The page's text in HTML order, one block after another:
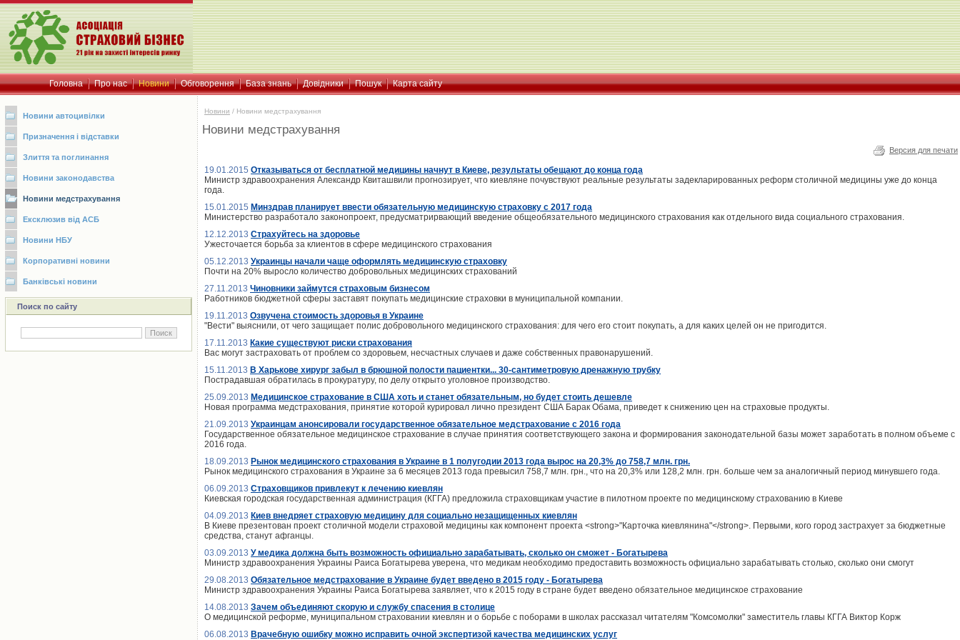
Головна Про нас Новини Обговорення База знань Довідники Пошук Карта сайту
Новини автоцивілки
Призначення і відставки
Злиття та поглинання
Новини законодавства
Новини медстрахування
Ексклюзив від АСБ
Новини НБУ
Корпоративні новини
Банківські новини
Поиск по сайту
Новини / Новини медстрахування
Новини медстрахування
Версия для печати
19.01.2015 Отказываться от бесплатной медицины начнут в Киеве, результаты обещают до конца года
Министр здравоохранения Александр Квиташвили прогнозирует, что киевляне почувствуют реальные результаты задекларированных реформ столичной медицины уже до конца
года.
15.01.2015 Минздрав планирует ввести обязательную медицинскую страховку с 2017 года
Министерство разработало законопроект, предусматрирвающий введение общеобязательного медицинского страхования как отдельного вида социального страхования.
12.12.2013 Страхуйтесь на здоровье
Ужесточается борьба за клиентов в сфере медицинского страхования
05.12.2013 Украинцы начали чаще оформлять медицинскую страховку
Почти на 20% выросло количество добровольных медицинских страхований
27.11.2013 Чиновники займутся страховым бизнесом
Работников бюджетной сферы заставят покупать медицинские страховки в муниципальной компании.
19.11.2013 Озвучена стоимость здоровья в Украине
"Вести" выяснили, от чего защищает полис добровольного медицинского страхования: для чего его стоит покупать, а для каких целей он не пригодится.
17.11.2013 Какие существуют риски страхования
Вас могут застраховать от проблем со здоровьем, несчастных случаев и даже собственных правонарушений.
15.11.2013 В Харькове хирург забыл в брюшной полости пациентки... 30-сантиметровую дренажную трубку
Пострадавшая обратилась в прокуратуру, по делу открыто уголовное производство.
25.09.2013 Медицинское страхование в США хоть и станет обязательным, но будет стоить дешевле
Новая программа медстрахования, принятие которой курировал лично президент США Барак Обама, приведет к снижению цен на страховые продукты.
21.09.2013 Украинцам анонсировали государственное обязательное медстрахование с 2016 года
Государственное обязательное медицинское страхование в случае принятия соответствующего закона и формирования законодательной базы может заработать в полном объеме с
2016 года.
18.09.2013 Рынок медицинского страхования в Украине в 1 полугодии 2013 года вырос на 20,3% до 758,7 млн. грн.
Рынок медицинского страхования в Украине за 6 месяцев 2013 года превысил 758,7 млн. грн., что на 20,3% или 128,2 млн. грн. больше чем за аналогичный период минувшего года.
06.09.2013 Страховщиков привлекут к лечению киевлян
Киевская городская государственная администрация (КГГА) предложила страховщикам участие в пилотном проекте по медицинскому страхованию в Киеве
04.09.2013 Киев внедряет страховую медицину для социально незащищенных киевлян
В Киеве презентован проект столичной модели страховой медицины как компонент проекта <strong>"Карточка киевлянина"</strong>. Первыми, кого город застрахует за бюджетные
средства, станут афганцы.
03.09.2013 У медика должна быть возможность официально зарабатывать, сколько он сможет - Богатырева
Министр здравоохранения Украины Раиса Богатырева уверена, что медикам необходимо предоставить возможность официально зарабатывать столько, сколько они смогут
29.08.2013 Обязательное медстрахование в Украине будет введено в 2015 году - Богатырева
Министр здравоохранения Украины Раиса Богатырева заявляет, что к 2015 году в стране будет введено обязательное медицинское страхование
14.08.2013 Зачем объединяют скорую и службу спасения в столице
О медицинской реформе, муниципальном страховании киевлян и о борьбе с поборами в школах рассказал читателям "Комсомолки" заместитель главы КГГА Виктор Корж
06.08.2013 Врачебную ошибку можно исправить очной экспертизой качества медицинских услуг